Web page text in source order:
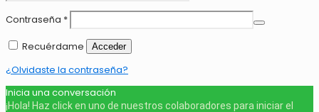
Contraseña *
Recuérdame
Acceder
¿Olvidaste la contraseña?
Inicia una conversación
¡Hola! Haz click en uno de nuestros colaboradores para iniciar el